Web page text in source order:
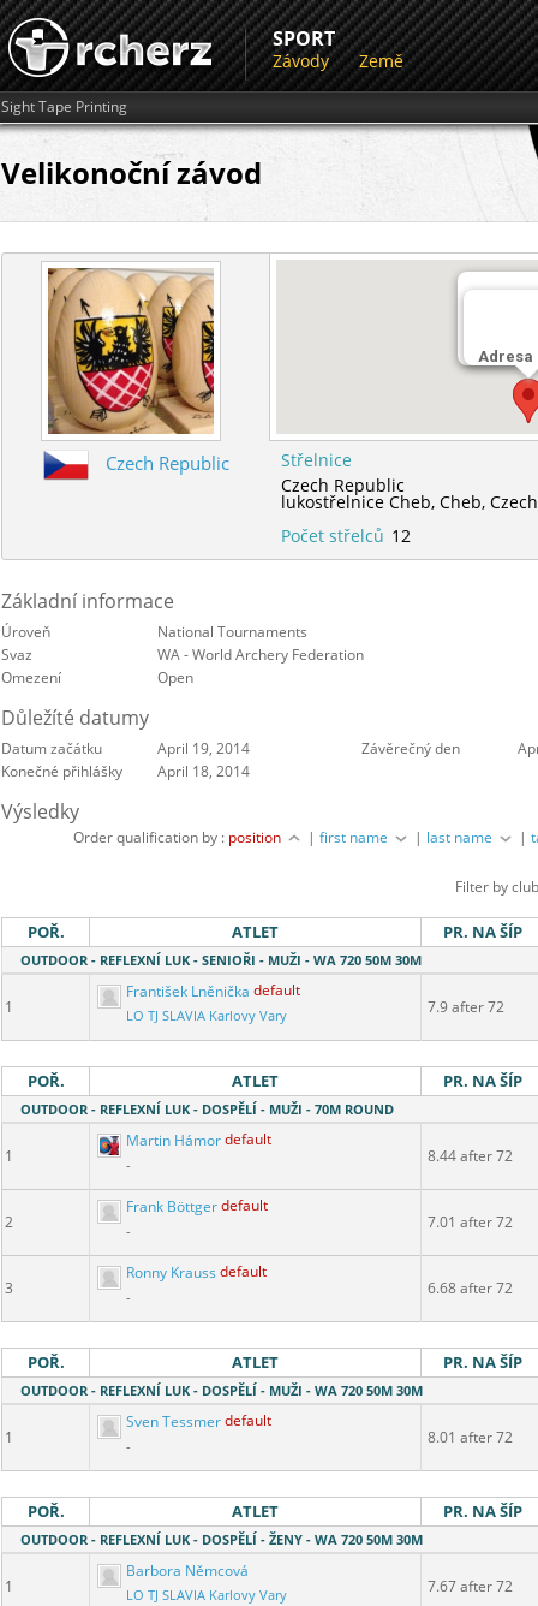
SPORT
Závody Země
Sight Tape Printing
Velikonoční závod
Adresa
Czech Republic
Střelnice
Czech Republic
lukostřelnice Cheb,Cheb,
Počet střelců 12
Základní informace
Úroveň
National Tournaments
Svaz
WA - World Archery Federation
Omezení
Open
Důležíté datumy
Datum začátku April 19, 2014 Závěrečný den
Konečné přihlášky
April 18, 2014
Výsledky
Order qualification by : position |first name | last name |
Filter by
POŘ. ATLET PR. NA ŠÍP
OUTDOOR - REFLEXNÍ LUK - SENIOŘI - MUŽI - WA 720 50M 30M
1
František Lněnička default
LO TJ SLAVIA Karlovy Vary 7.9 after 72
POŘ. ATLET PR. NA ŠÍP
OUTDOOR - REFLEXNÍ LUK - DOSPĚLÍ - MUŽI - 70M ROUND
1
Martin Hámordefault
- 8.44 after 72
2
Frank Böttgerdefault
- 7.01 after 72
3
Ronny Krauss default
- 6.68 after 72
POŘ. ATLET PR. NA ŠÍP
OUTDOOR - REFLEXNÍ LUK - DOSPĚLÍ - MUŽI - WA 720 50M 30M
1
Sven Tessmerdefault
- 8.01 after 72
POŘ. ATLET PR. NA ŠÍP
OUTDOOR - REFLEXNÍ LUK - DOSPĚLÍ - ŽENY - WA 720 50M 30M
1
Barbora Němcová
LO TJ SLAVIA Karlovy Vary 7.67 after 72